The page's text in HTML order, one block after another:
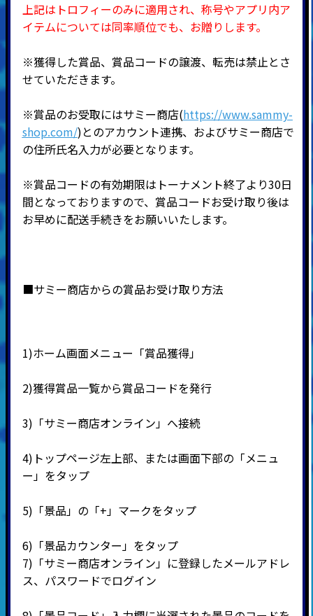
上記はトロフィーのみに適用され、称号やアプリ内ア
イテムについては同率順位でも、お贈りします。
※獲得した賞品、賞品コードの譲渡、転売は禁止とさ
せていただきます。
※賞品のお受取にはサミー商店(https://www.sammy-
shop.com/)とのアカウント連携、およびサミー商店で
の住所氏名入力が必要となります。
※賞品コードの有効期限はトーナメント終了より30日
間となっておりますので、賞品コードお受け取り後は
お早めに配送手続きをお願いいたします。
■サミー商店からの賞品お受け取り方法
1)ホーム画面メニュー「賞品獲得」
2)獲得賞品一覧から賞品コードを発行
3) 「サミー商店オンライン」へ接続
4) トップページ左上部、または画面下部の「メニュ
ー」をタップ
5) 「景品」の「+」マークをタップ
6) 「景品カウンター」をタップ
7) 「サミー商店オンライン」に登録したメールアドレ
ス、パスワードでログイン